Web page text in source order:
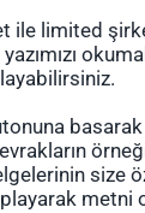
ile limited
size
metni